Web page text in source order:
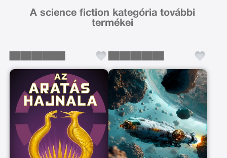
A science fiction kategória további
termékei